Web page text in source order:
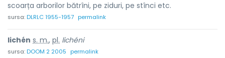
scoarța arborilor bătrîni, pe ziduri, pe stînci etc.
sursa:DLRLC 1955-1957 permalink
lichén s. m., pl. lichéni
sursa:DOOM 2 2005 permalink